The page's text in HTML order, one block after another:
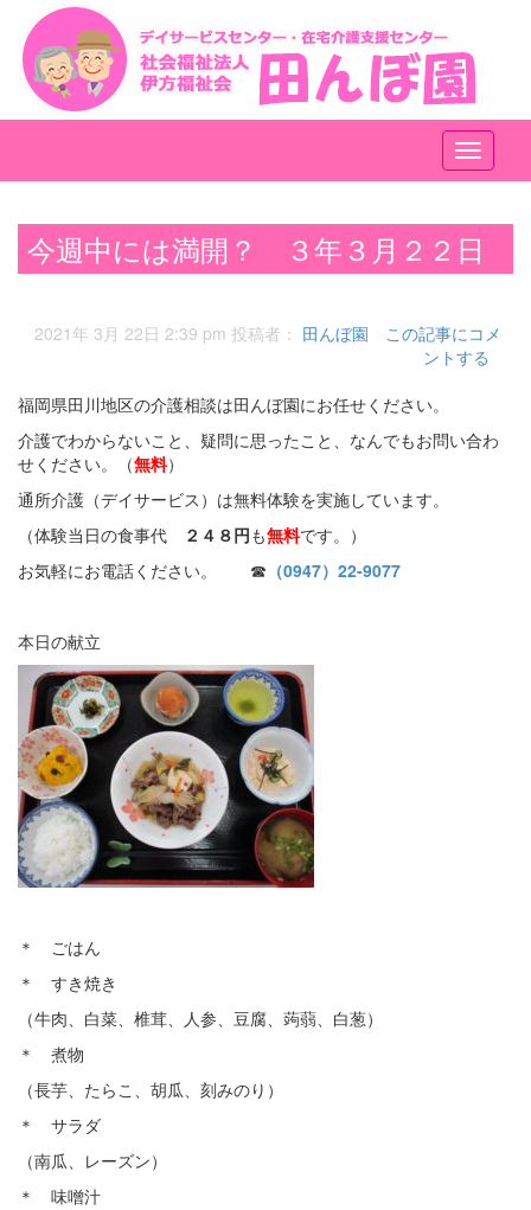
メ
ニ
ー
今週中には満開？ ３年３月２２日
2021年 3月 22日 2:39 pm 投稿者： 田んぼ園
この記事にコメ
ントする
福岡県田川地区の介護相談は田んぼ園にお任せください。
介護でわからないこと、疑問に思ったこと、なんでもお問い合わ
せください。（無料）
通所介護（デイサービス）は無料体験を実施しています。
（体験当日の食事代
２４８円も無料です。）
お気軽にお電話ください。 ☎ （0947）22-9077
本日の献立
＊ ごはん
＊ すき焼き
（牛肉、白菜、椎茸、人参、豆腐、蒟蒻、白葱）
＊ 煮物
（長芋、たらこ、胡瓜、刻みのり）
＊ サラダ
（南瓜、レーズン）
＊ 味噌汁